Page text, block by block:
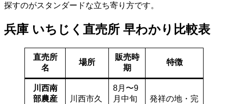
探すのがスタンダードな立ち寄り方です。
兵庫 いちじく直売所 早わかり比較表
直売所
名
場所
販売時
期
特徴
川西南
部農産
川西市久
8月〜9
月中旬
発祥の地・完